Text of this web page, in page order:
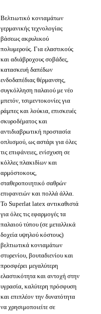
Βελτιωτικό κονιαμάτων
γερμανικής τεχνολογίας
βάσεως ακρυλικού
πολυμερούς. Για ελαστικούς
και αδιάβροχους σοβάδες,
κατασκευή δαπέδων
ενδοδαπέδιας θέρμανσης,
συγκόλληση παλαιού με νέο
μπετόν, τσιμεντοκονίες για
ράμπες και λούκια, επισκευές
σκυροδέματος και
αντιδιαβρωτική προστασία
οπλισμού, ως αστάρι για όλες
τις επιφάνειες, ενίσχυση σε
κόλλες πλακιδίων και
αρμόστοκους,
σταθεροποιητικό σαθρών
επιφανειών και πολλά άλλα.
Το Superlat latex αντικαθιστά
για όλες τις εφαρμογές τα
παλαιού τύπου (σε μεταλλικά
δοχεία υψηλού κόστους)
βελτιωτικά κονιαμάτων
στυρενίου, βουταδιενίου και
προσφέρει μεγαλύτερη
ελαστικότητα και αντοχή στην
υγρασία, καλύτερη πρόσφυση
και επιπλέον την δυνατότητα
να χρησιμοποιείτε σε